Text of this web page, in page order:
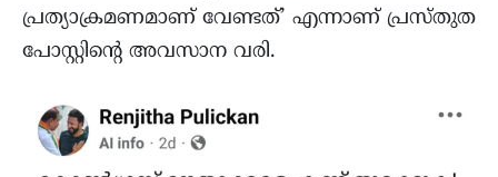
പ്രത്യാക്രമണമാണ് വേണ്ടത്’ എന്നാണ് പ്രസ്തുത
പോസ്റ്റിന്റെ അവസാന വരി.